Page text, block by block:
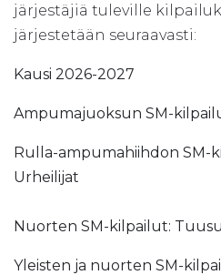
järjestäjiä tuleville
järjestetään seuraavasti:
Kausi 2026-2027
Ampumajuoksun SM-
Rulla-ampumahiihdon SM-
Urheilijat
Nuorten SM-kilpailut:
Yleisten ja nuorten SM-